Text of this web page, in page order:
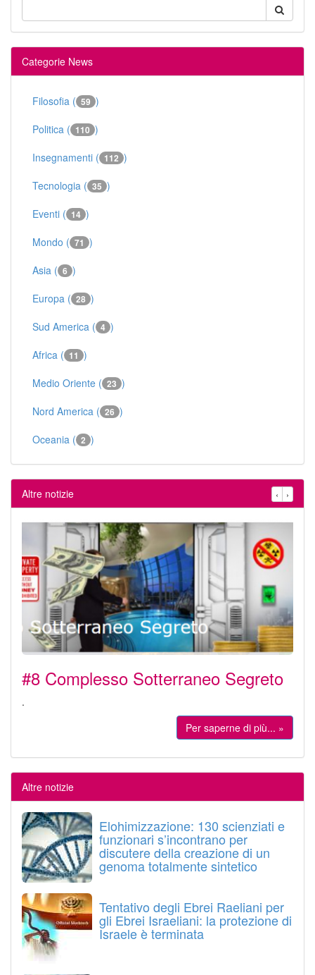
Categorie News
Filosofia ( 59 )
Politica ( 110 )
Insegnamenti ( 112 )
Tecnologia ( 35 )
Eventi ( 14 )
Mondo ( 71 )
Asia ( 6 )
Europa ( 28 )
Sud America ( 4 )
Africa ( 11 )
Medio Oriente ( 23 )
Nord America ( 26 )
Oceania ( 2 )
Altre notizie ‹ ›
#8 Complesso Sotterraneo Segreto
.
Per saperne di più... »
Altre notizie
Elohimizzazione: 130 scienziati e
funzionari s’incontrano per
discutere della creazione di un
genoma totalmente sintetico
Tentativo degli Ebrei Raeliani per
gli Ebrei Israeliani: la protezione di
Israele è terminata